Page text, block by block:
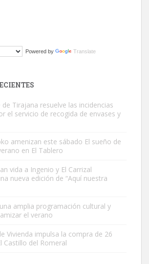
va a llevar a Los Gatos callejeros de la zona los
aparecido en la calle hace menos de un mes,
cari...
Powered by Translate
Tirajana resuelve las incidencias
el servicio de recogida de envases y
amenizan este sábado El sueño de
en El Tablero
vida a Ingenio y El Carrizal
nueva edición de “Aquí nuestra
amplia programación cultural y
el verano
Vivienda impulsa la compra de 26
Castillo del Romeral